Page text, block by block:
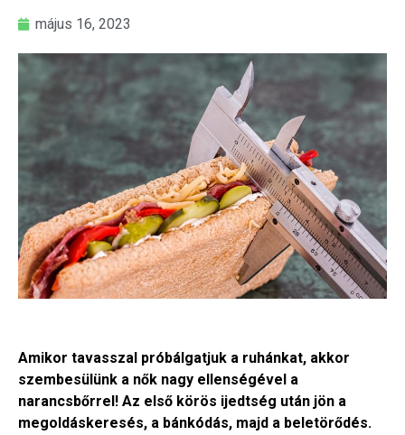
május 16, 2023
Amikor tavasszal próbálgatjuk a ruhánkat, akkor
szembesülünk a nők nagy ellenségével a
narancsbőrrel! Az első körös ijedtség után jön a
megoldáskeresés, a bánkódás, majd a beletörődés.